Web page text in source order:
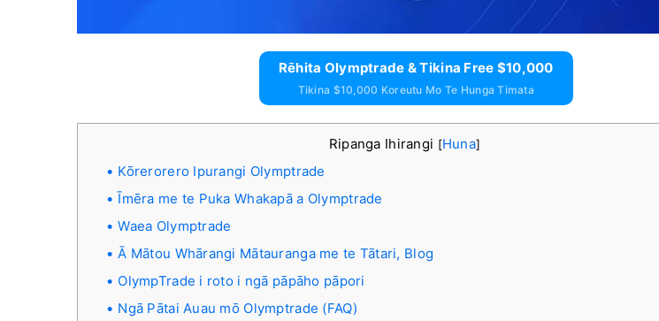
Rēhita Olymptrade & Tikina Free $10,000
Tikina $10,000 Koreutu Mo Te Hunga Timata
Ripanga Ihirangi [Huna]
Kōrerorero Ipurangi Olymptrade
Īmēra me te Puka Whakapā a Olymptrade
Waea Olymptrade
Ā Mātou Whārangi Mātauranga me te Tātari, Blog
OlympTrade i roto i ngā pāpāho pāpori
Ngā Pātai Auau mō Olymptrade (FAQ)